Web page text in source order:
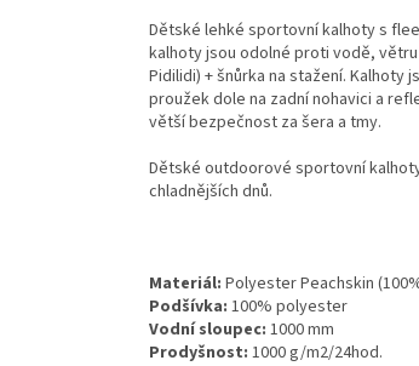
Dětské lehké sportovní kalhoty s
kalhoty jsou odolné proti vodě,
Pidilidi) + šnůrka na stažení.
proužek dole na zadní nohavici a
větší bezpečnost za šera a tmy.
Dětské outdoorové sportovní
chladnějších dnů.
Materiál: Polyester Peachskin
Podšívka: 100% polyester
Vodní sloupec: 1000 mm
Prodyšnost: 1000 g/m2/24hod.